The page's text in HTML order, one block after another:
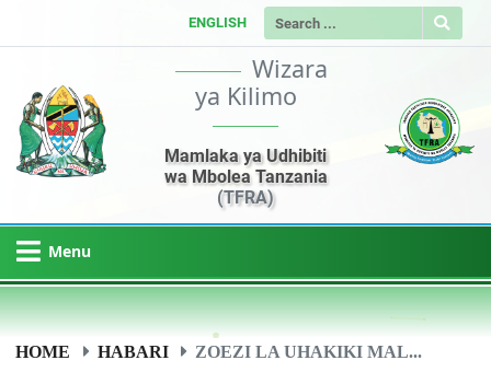
ENGLISH
Wizara
ya Kilimo
Mamlaka ya Udhibiti
wa Mbolea Tanzania
(TFRA)
Menu
HOME HABARI ZOEZI LA UHAKIKI MAL...